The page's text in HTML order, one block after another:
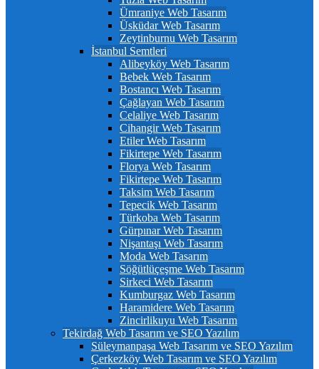
Ümraniye Web Tasarım
Üsküdar Web Tasarım
Zeytinburnu Web Tasarım
İstanbul Semtleri
Alibeyköy Web Tasarım
Bebek Web Tasarım
Bostancı Web Tasarım
Çağlayan Web Tasarım
Celaliye Web Tasarım
Cihangir Web Tasarım
Etiler Web Tasarım
Fikirtepe Web Tasarım
Florya Web Tasarım
Fikirtepe Web Tasarım
Taksim Web Tasarım
Tepecik Web Tasarım
Türkoba Web Tasarım
Gürpınar Web Tasarım
Nişantaşı Web Tasarım
Moda Web Tasarım
Söğütlüçeşme Web Tasarım
Sirkeci Web Tasarım
Kumburgaz Web Tasarım
Haramidere Web Tasarım
Zincirlikuyu Web Tasarım
Tekirdağ Web Tasarım ve SEO Yazılım
Süleymanpaşa Web Tasarım ve SEO Yazılım
Çerkezköy Web Tasarım ve SEO Yazılım